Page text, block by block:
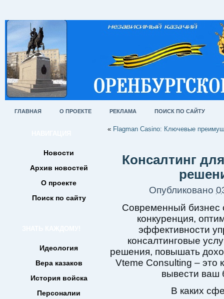
ГЛАВНАЯ О ПРОЕКТЕ РЕКЛАМА ПОИСК ПО САЙТУ
Новости
Архив новостей
О проекте
Поиск по сайту
Идеология
Вера казаков
История войска
Персоналии
« Flagman Casino: Ключевые
Консалтинг
Опубликовано
Современный бизнес
конкуренция,
эффективности
консалтинговые
решения, повышать
Vteme Consulting – это
вывести ваш
В каких